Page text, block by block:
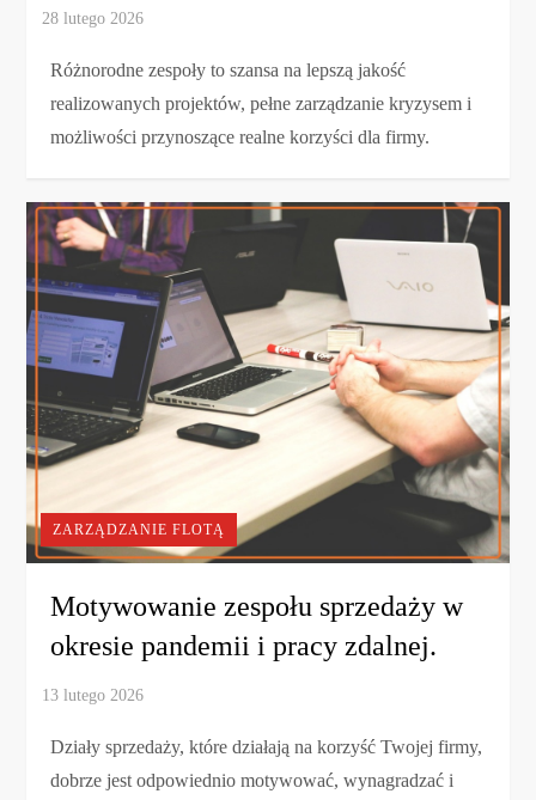
Różnorodne zespoły to szansa na lepszą jakość
realizowanych projektów, pełne zarządzanie kryzysem i
możliwości przynoszące realne korzyści dla firmy.
ZARZĄDZANIE FLOTĄ
Motywowanie zespołu sprzedaży w
okresie pandemii i pracy zdalnej.
Działy sprzedaży, które działają na korzyść Twojej firmy,
dobrze jest odpowiednio motywować, wynagradzać i